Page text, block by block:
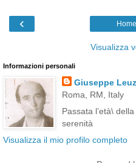
‹
Visualizza
Informazioni personali
Giuseppe
Roma, RM, Italy
Passata l’età\
serenità
Visualizza il mio profilo completo